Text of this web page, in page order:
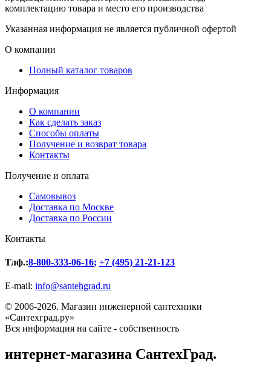
комплектацию товара и место его производства
Указанная информация не является публичной офертой
О компании
Полный каталог товаров
Информация
О компании
Как сделать заказ
Способы оплаты
Получение и возврат товара
Контакты
Получение и оплата
Самовывоз
Доставка по Москве
Доставка по России
Контакты
Тлф.:8-800-333-06-16; +7 (495) 21-21-123
E-mail: info@santehgrad.ru
© 2006-2026. Магазин инженерной сантехники
«Сантехград.ру»
Вся информация на сайте - собственность
интернет-магазина СантехГрад.